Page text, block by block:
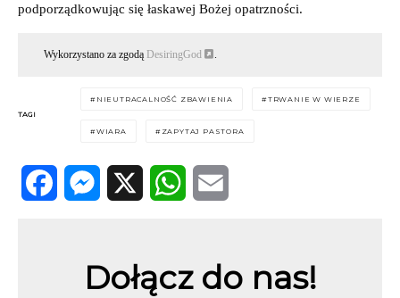
podporządkowując się łaskawej Bożej opatrzności.
Wykorzystano za zgodą DesiringGod
TAGI
NIEUTRACALNOŚĆ ZBAWIENIA TRWANIE W WIERZE
WIARA ZAPYTAJ PASTORA
Dołącz do nas!